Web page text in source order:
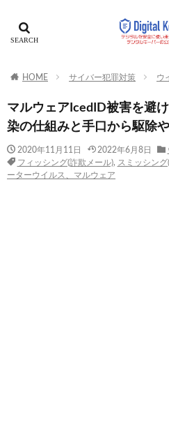
HOME サイバー犯罪対策 ウ
マルウェアIcedID被害を避
染の仕組みと手口から駆除
2020年11月11日 2022年6月8日
フィッシング(詐欺メール), スミッシング
ーターウイルス、マルウェア